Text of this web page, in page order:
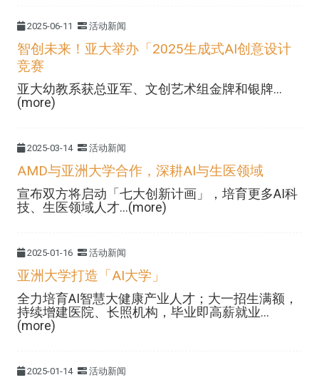
2025-06-11 活动新闻
智创未来！亚大举办「2025生成式AI创意设计
竞赛
亚大幼教系获总亚军、文创艺术组金牌和银牌...
(more)
2025-03-14 活动新闻
AMD与亚洲大学合作，深耕AI与生医领域
宣布双方将启动「七大创新计画」，培育更多AI科
技、生医领域人才...(more)
2025-01-16 活动新闻
亚洲大学打造「AI大学」
全力培育AI智慧大健康产业人才；大一招生满额，
持续增建医院、长照机构，毕业即高薪就业...
(more)
2025-01-14 活动新闻